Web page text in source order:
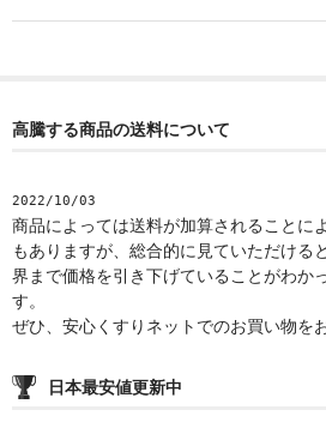
高騰する商品の送料について
2022/10/03
商品によっては送料が加算されることに
もありますが、総合的に見ていただける
界まで価格を引き下げていることがわか
す。
ぜひ、安心くすりネットでのお買い物を
日本最安値更新中